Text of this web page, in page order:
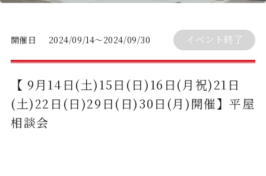
開催日 2024/09/14 2024/09/30 イベント終了
【 9月14日(土)15日(日)16日(月祝)21日
(土)22日(日)29日(日)30日(月)開催】平屋
相談会